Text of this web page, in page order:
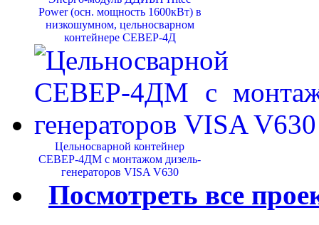
Power (осн. мощность 1600кВт) в
низкошумном, цельносварном
контейнере СЕВЕР-4Д
Цельносварной контейнер
СЕВЕР-4ДМ с монтажом дизель-
генераторов VISA V630
Посмотреть все